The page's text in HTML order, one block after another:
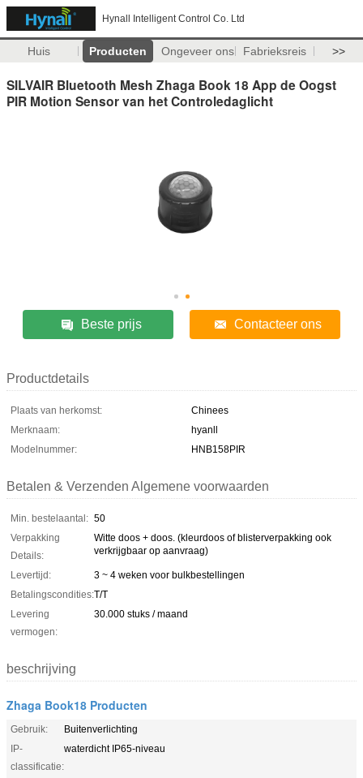
Hynall Intelligent Control Co. Ltd
Huis Producten Ongeveer ons Fabrieksreis >>
SILVAIR Bluetooth Mesh Zhaga Book 18 App de Oogst
PIR Motion Sensor van het Controledaglicht
Beste prijs Contacteer ons
Productdetails
Plaats van herkomst:
Chinees
Merknaam:
hyanll
Modelnummer:
HNB158PIR
Betalen & Verzenden Algemene voorwaarden
Min. bestelaantal: 50
Verpakking
Details:
Witte doos + doos. (kleurdoos of blisterverpakking ook
verkrijgbaar op aanvraag)
Levertijd:
3 ~ 4 weken voor bulkbestellingen
Betalingscondities:T/T
Levering
vermogen:
30.000 stuks / maand
beschrijving
Zhaga Book18 Producten
Gebruik:
Buitenverlichting
IP-
classificatie:
waterdicht IP65-niveau